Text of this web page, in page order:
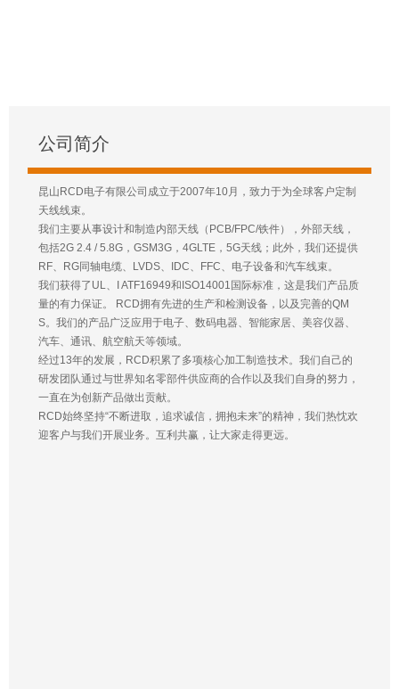
公司简介
昆山RCD电子有限公司成立于2007年10月，致力于为全球客户定制
天线线束。
我们主要从事设计和制造内部天线（PCB/FPC/铁件），外部天线，
包括2G 2.4 / 5.8G，GSM3G，4GLTE，5G天线；此外，我们还提供
RF、RG同轴电缆、LVDS、IDC、FFC、电子设备和汽车线束。
我们获得了UL、I ATF16949和ISO14001国际标准，这是我们产品质
量的有力保证。 RCD拥有先进的生产和检测设备，以及完善的QM
S。我们的产品广泛应用于电子、数码电器、智能家居、美容仪器、
汽车、通讯、航空航天等领域。
经过13年的发展，RCD积累了多项核心加工制造技术。我们自己的
研发团队通过与世界知名零部件供应商的合作以及我们自身的努力，
一直在为创新产品做出贡献。
RCD始终坚持“不断进取，追求诚信，拥抱未来”的精神，我们热忱欢
迎客户与我们开展业务。互利共赢，让大家走得更远。